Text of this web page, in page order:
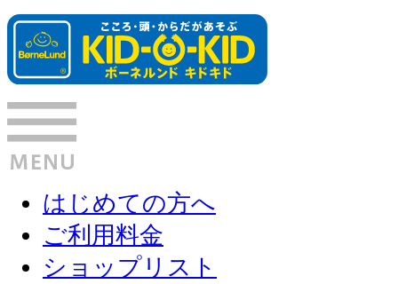
はじめての方へ
ご利用料金
ショップリスト